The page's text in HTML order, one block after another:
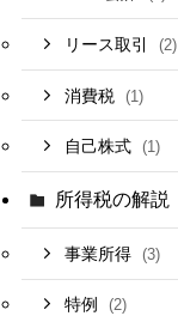
リース取引 (2)
消費税 (1)
自己株式 (1)
所得税の解説
事業所得 (3)
特例 (2)